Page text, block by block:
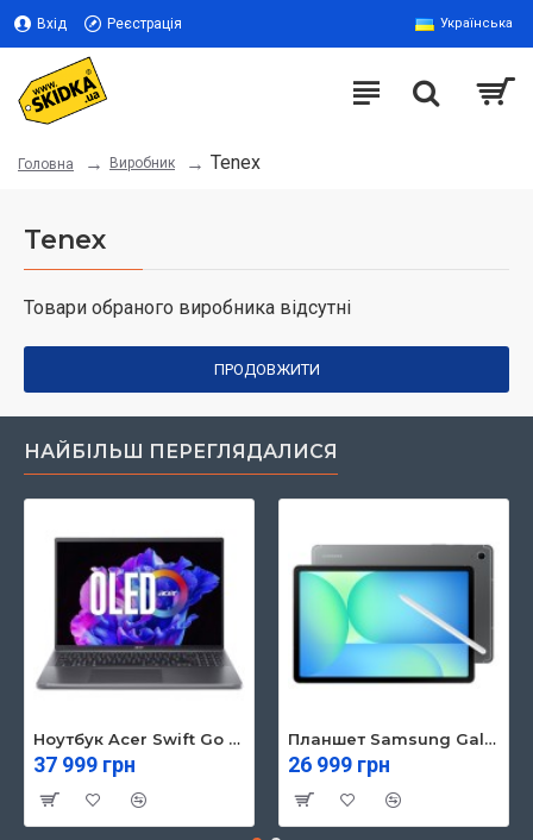
Вхід Реєстрація Українська
Головна Виробник Tenex
Tenex
Товари обраного виробника відсутні
ПРОДОВЖИТИ
НАЙБІЛЬШ ПЕРЕГЛЯДАЛИСЯ
Ноутбук Acer Swift Go 16 SFG16-71 (NX.KVZEU.003)
37 999 грн
Планшет Samsung Galaxy Tab S10 FE 5G 8/128GB Gray (SM-X526BZAREUC)
26 999 грн